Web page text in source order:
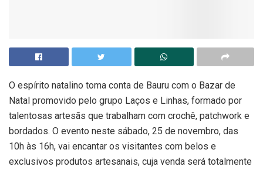
O espírito natalino toma conta de Bauru com o Bazar de
Natal promovido pelo grupo Laços e Linhas, formado por
talentosas artesãs que trabalham com crochê, patchwork e
bordados. O evento neste sábado, 25 de novembro, das
10h às 16h, vai encantar os visitantes com belos e
exclusivos produtos artesanais, cuja venda será totalmente